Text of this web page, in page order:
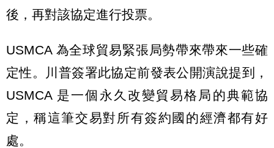
後，再對該協定進行投票。
USMCA 為全球貿易緊張局勢帶來帶來一些確
定性。川普簽署此協定前發表公開演說提到，
USMCA 是一個永久改變貿易格局的典範協
定，稱這筆交易對所有簽約國的經濟都有好
處。